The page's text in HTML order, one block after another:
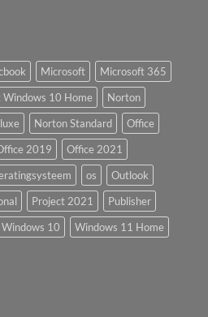
Microsoft
Microsoft 365
10 Home
Norton
Norton Standard
Office
2019
Office 2021
os
Outlook
Project 2021
Publisher
Windows 10
Windows 11 Home